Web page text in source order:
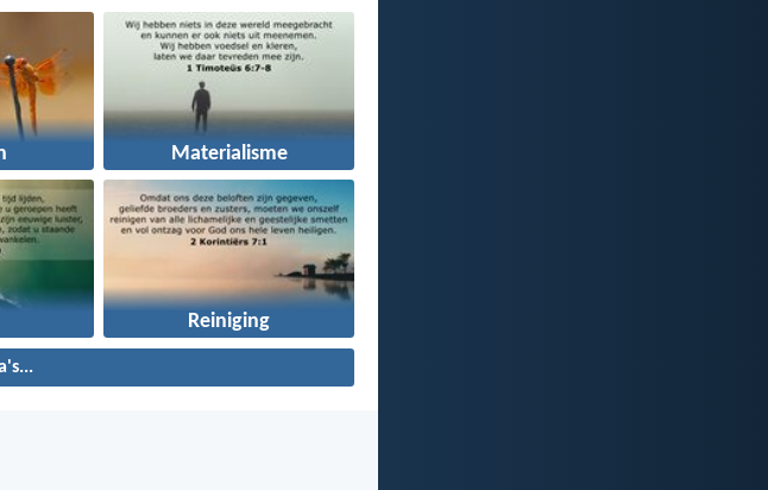
Materialisme
Reiniging